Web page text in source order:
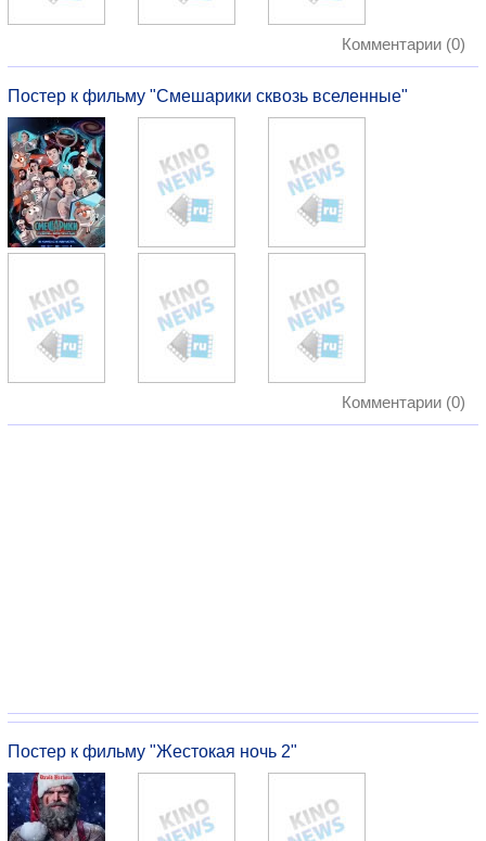
Комментарии (0)
Постер к фильму "Смешарики сквозь вселенные"
Комментарии (0)
Постер к фильму "Жестокая ночь 2"